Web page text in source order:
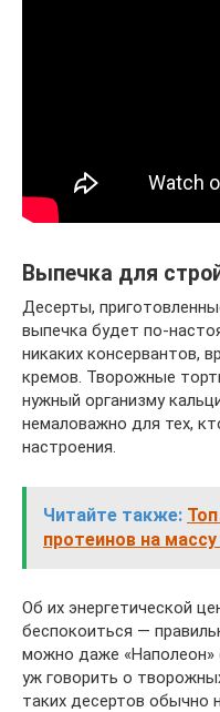
Выпечка для
Десерты,
выпечка будет по-
никаких консервантов,
кремов. Творожные
нужный организму
немаловажно для тех,
настроения.
Читайте также:
протеинов на
Об их энергетической
беспокоиться —
можно даже «Наполеон»
уж говорить о
таких десертов обычно